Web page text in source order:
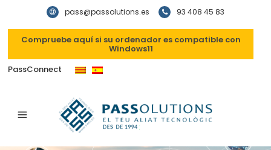
pass@passolutions.es 93 408 45 83
Compruebe aquí si su ordenador es compatible con
Windows11
PassConnect